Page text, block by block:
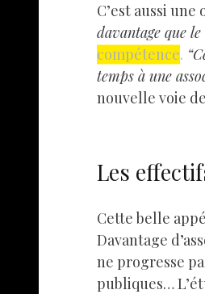
C’est aussi
davantage que
compétence.
temps à une
nouvelle voie
Les
Cette belle
Davantage
ne progresse
publiques…